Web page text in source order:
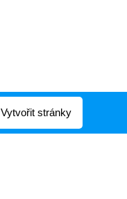
Vytvořit stránky